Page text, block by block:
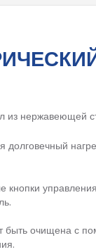
из нержавеющей
долговечный
кнопки
быть очищена с